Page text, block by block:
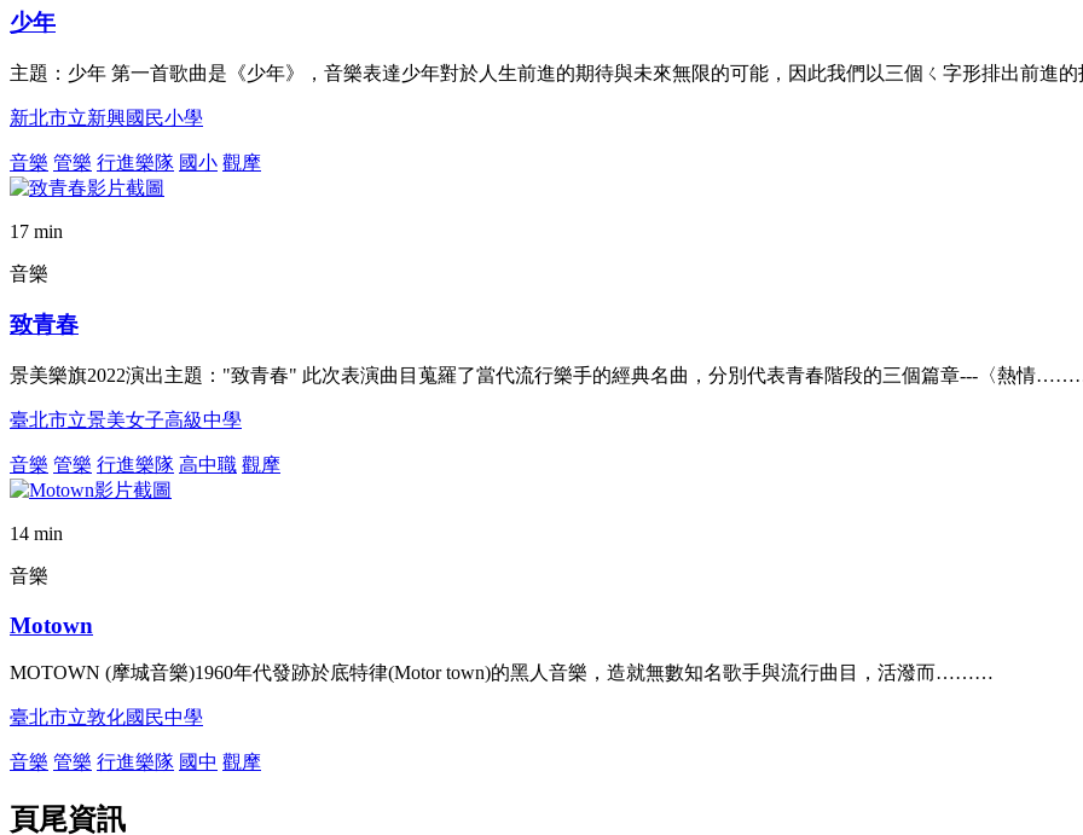
少年
主題：少年 第一首歌曲是《少年》，音樂表達少年對於人生前進的期待與未來無限的可能，因此我們以三個ㄑ字形排出前
新北市立新興國民小學
音樂 管樂 行進樂隊 國小 觀摩
17 min
音樂
致青春
景美樂旗2022演出主題："致青春" 此次表演曲目蒐羅了當代流行樂手的經典名曲，分別代表青春階段的三個篇章---〈熱情
臺北市立景美女子高級中學
音樂 管樂 行進樂隊 高中職 觀摩
14 min
音樂
Motown
MOTOWN (摩城音樂)1960年代發跡於底特律(Motor town)的黑人音樂，造就無數知名歌手與流行曲目，活潑而………
臺北市立敦化國民中學
音樂 管樂 行進樂隊 國中 觀摩
頁尾資訊